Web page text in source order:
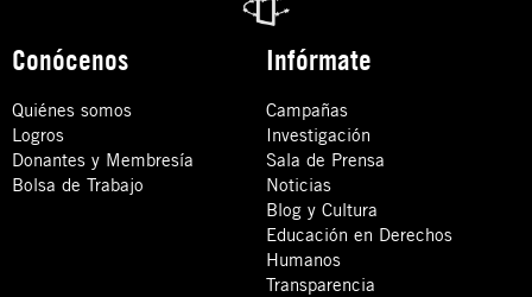
Conócenos
Quiénes somos
Logros
Donantes y Membresía
Bolsa de Trabajo
Infórmate
Campañas
Investigación
Sala de Prensa
Noticias
Blog y Cultura
Educación en Derechos
Humanos
Transparencia